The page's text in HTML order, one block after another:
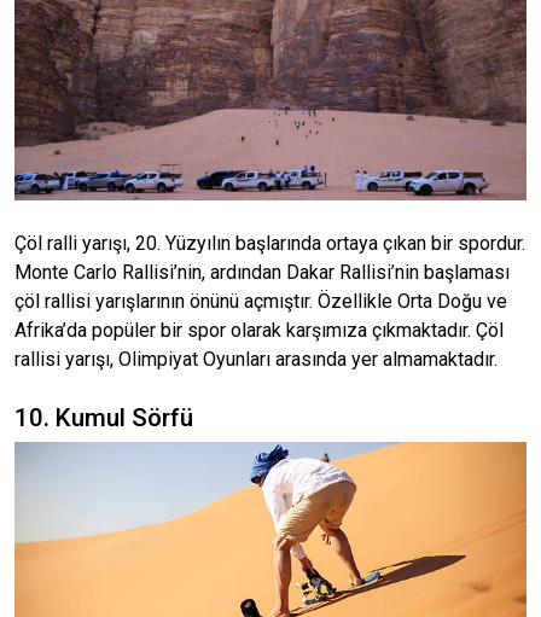
Çöl ralli yarışı, 20. Yüzyılın başlarında ortaya çıkan bir spordur.
Monte Carlo Rallisi’nin, ardından Dakar Rallisi’nin başlaması
çöl rallisi yarışlarının önünü açmıştır. Özellikle Orta Doğu ve
Afrika’da popüler bir spor olarak karşımıza çıkmaktadır. Çöl
rallisi yarışı, Olimpiyat Oyunları arasında yer almamaktadır.
10. Kumul Sörfü